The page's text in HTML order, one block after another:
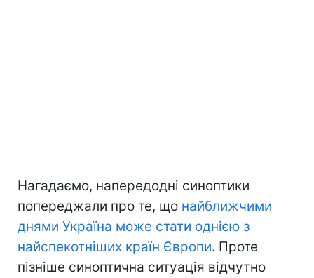
Нагадаємо, напередодні синоптики
попереджали про те, що найближчими
днями Україна може стати однією з
найспекотніших країн Європи. Проте
пізніше синоптична ситуація відчутно